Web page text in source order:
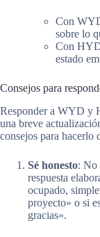
Con
sobre lo
Con
estado
Consejos para
Responder a WYD y
una breve
consejos para hacerlo
Sé honesto: No
respuesta
ocupado,
proyecto» o si
gracias».